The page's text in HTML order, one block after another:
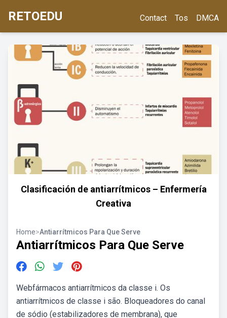
RETOEDU Contact Tos DMCA
Clasificación de antiarrítmicos – Enfermería
Creativa
Home>Antiarrítmicos Para Que Serve
Antiarrítmicos Para Que Serve
Webfármacos antiarrítmicos da classe i. Os
antiarrítmicos de classe i são. Bloqueadores do canal
de sódio (estabilizadores de membrana), que